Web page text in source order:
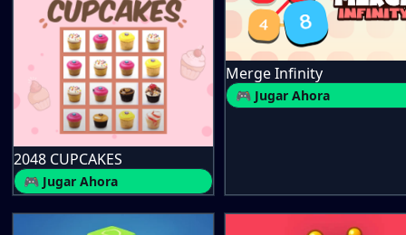
2048 CUPCAKES
🎮 Jugar Ahora
Merge Infinity
🎮 Jugar Ahora